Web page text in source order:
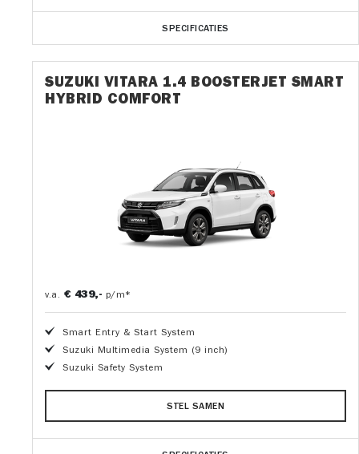
SPECIFICATIES
SUZUKI VITARA 1.4 BOOSTERJET SMART
HYBRID COMFORT
v.a. € 439,- p/m*
Smart Entry & Start System
Suzuki Multimedia System (9 inch)
Suzuki Safety System
STEL SAMEN